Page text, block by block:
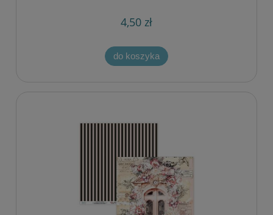
4,50 zł
do koszyka